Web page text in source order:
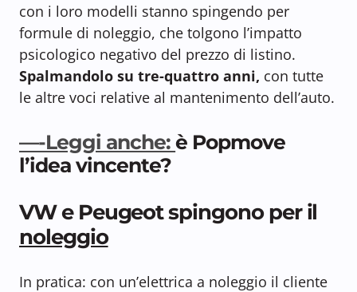
con i loro modelli stanno spingendo per
formule di noleggio, che tolgono l’impatto
psicologico negativo del prezzo di listino.
Spalmandolo su tre-quattro anni, con tutte
le altre voci relative al mantenimento dell’auto.
—-Leggi anche:è Popmove
l’idea vincente?
VW e Peugeot spingono per il
noleggio
In pratica: con un’elettrica a noleggio il cliente